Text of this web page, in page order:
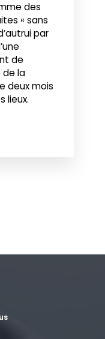
des
« sans
par
de
de la
deux mois
lieux.